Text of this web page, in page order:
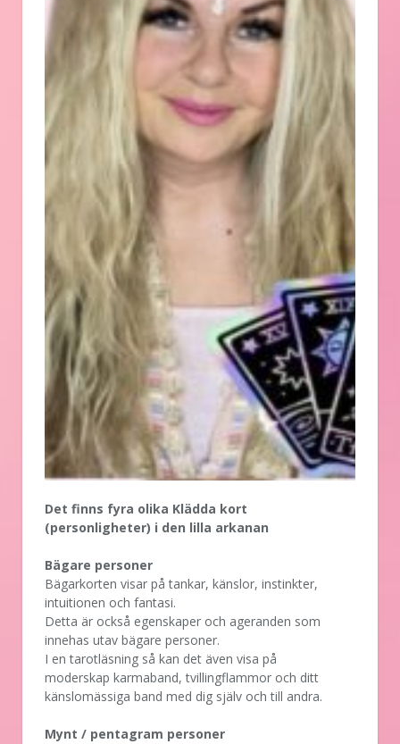
Det finns fyra olika Klädda kort
(personligheter) i den lilla arkanan
Bägare personer
Bägarkorten visar på tankar, känslor, instinkter,
intuitionen och fantasi.
Detta är också egenskaper och ageranden som
innehas utav bägare personer.
I en tarotläsning så kan det även visa på
moderskap karmaband, tvillingflammor och ditt
känslomässiga band med dig själv och till andra.
Mynt / pentagram personer